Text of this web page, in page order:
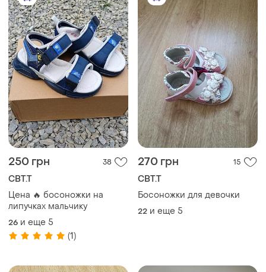
250 грн 38
СВТ.Т
Цена 🔥 босоножки на
липучках мальчику
26 и еще 5
(1)
270 грн 15
СВТ.Т
Босоножки для девочки
22 и еще 5